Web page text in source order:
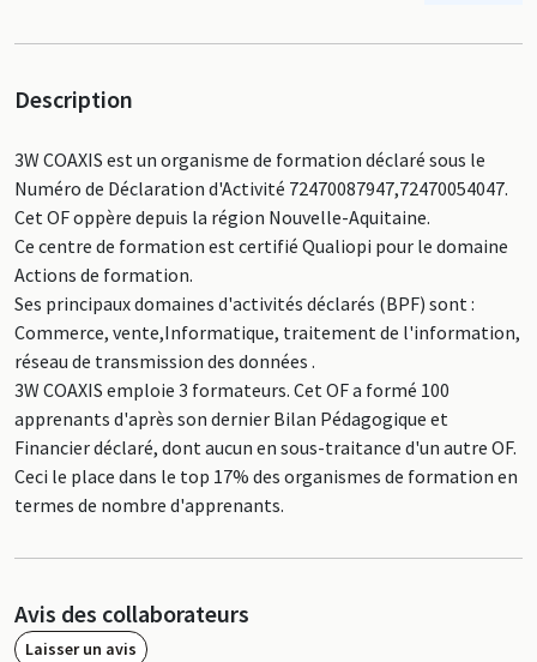
Description
3W COAXIS est un organisme de formation déclaré sous le
Numéro de Déclaration d'Activité 72470087947,72470054047.
Cet OF oppère depuis la région Nouvelle-Aquitaine.
Ce centre de formation est certifié Qualiopi pour le domaine
Actions de formation.
Ses principaux domaines d'activités déclarés (BPF) sont :
Commerce, vente,Informatique, traitement de l'information,
réseau de transmission des données .
3W COAXIS emploie 3 formateurs. Cet OF a formé 100
apprenants d'après son dernier Bilan Pédagogique et
Financier déclaré, dont aucun en sous-traitance d'un autre OF.
Ceci le place dans le top 17% des organismes de formation en
termes de nombre d'apprenants.
Avis des collaborateurs
Laisser un avis